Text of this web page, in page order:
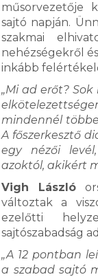
műsorvezetője
sajtó napján.
szakmai
nehézségekről
inkább
„Mi ad erőt?
mindennél
A főszerkesztő
egy nézői
azoktól, akikért
Vigh László
változtak a
ezelőtti
sajtószabadság
„A 12 pontban
a szabad sajtó